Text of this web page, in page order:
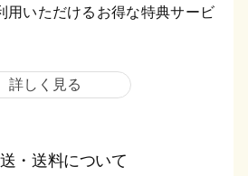
用いただけるお得な特典サービ
詳しく見る
・送料について